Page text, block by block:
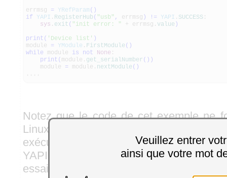
Veuillez entrer
ainsi que votre mot
errmsg = YRefParam ( )
if
YAPI . RegisterHub ( "usb" , errmsg ) != YAPI . SUCCESS :
sys . exit ( "init error: " + errmsg. value )
print ( 'Device list' )
module = YModule . FirstModule ( )
while module is not None :
print ( module. get_serialNumber ( ) )
module = module. nextModule ( )
....
Notez que le code de cet exemple ne
Linux avec une architecture ARM soft
exécute le code tel quel sous
YAPI.RegisterHub retournera une
essaiera d'utiliser la version Linux ARM